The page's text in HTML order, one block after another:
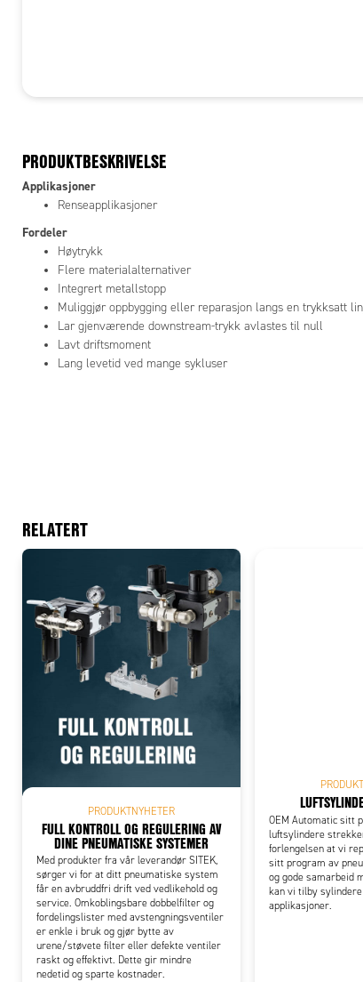
PRODUKTBESKRIVELSE
Applikasjoner
Renseapplikasjoner
Fordeler
Høytrykk
Flere materialalternativer
Integrert metallstopp
Muliggjør oppbygging eller reparasjon langs en trykksatt
Lar gjenværende downstream-trykk avlastes til null
Lavt driftsmoment
Lang levetid ved mange sykluser
RELATERT
PRODUKTNYHETER
FULL KONTROLL OG REGULERING AV
DINE PNEUMATISKE SYSTEMER
Med produkter fra vår leverandør SITEK,
sørger vi for at ditt pneumatiske system
får en avbruddfri drift ved vedlikehold og
service. Omkoblingsbare dobbelfilter og
fordelingslister med avstengningsventiler
er enkle i bruk og gjør bytte av
urene/støvete filter eller defekte ventiler
raskt og effektivt. Dette gir mindre
nedetid og sparte kostnader.
OEM Automatic sitt
luftsylindere
forlengelsen at vi
sitt program av
og gode samarbeid
kan vi tilby
applikasjoner.